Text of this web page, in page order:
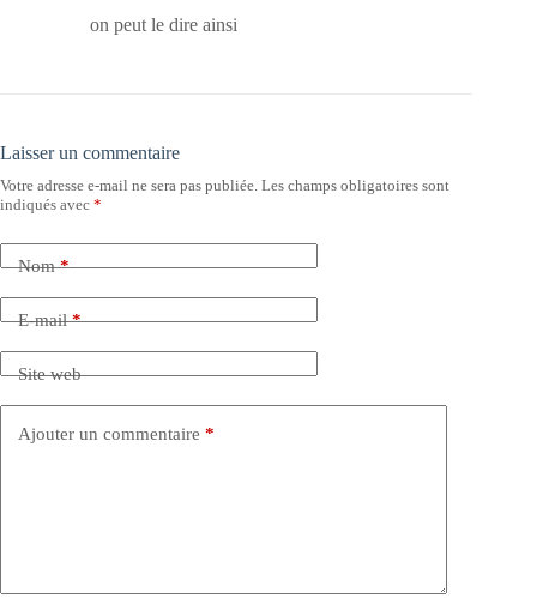
on peut le dire ainsi
Laisser un commentaire
Votre adresse e-mail ne sera pas publiée. Les champs obligatoires sont
indiqués avec *
Nom*
E-mail*
Site web
Ajouter un commentaire *